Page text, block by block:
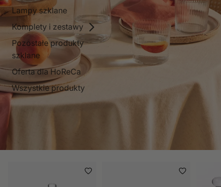
Lampy szklane
Komplety i zestawy
Pozostałe produkty
szklane
Oferta dla HoReCa
Wszystkie produkty